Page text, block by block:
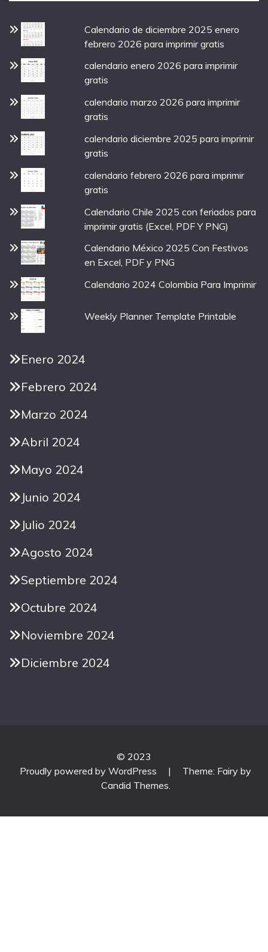
Calendario de diciembre 2025 enero
febrero 2026 para imprimir gratis
calendario enero 2026 para imprimir
gratis
calendario marzo 2026 para imprimir
gratis
calendario diciembre 2025 para imprimir
gratis
calendario febrero 2026 para imprimir
gratis
Calendario Chile 2025 con feriados para
imprimir gratis (Excel, PDF Y PNG)
Calendario México 2025 Con Festivos
en Excel, PDF y PNG
Calendario 2024 Colombia Para Imprimir
Weekly Planner Template Printable
Enero 2024
Febrero 2024
Marzo 2024
Abril 2024
Mayo 2024
Junio 2024
Julio 2024
Agosto 2024
Septiembre 2024
Octubre 2024
Noviembre 2024
Diciembre 2024
© 2023
Proudly powered by WordPress
|
Theme: Fairy by
Candid Themes